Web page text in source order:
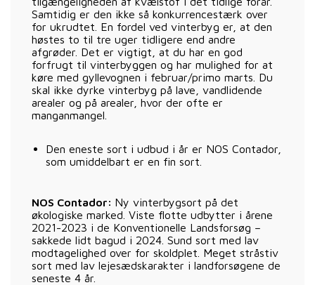
Samtidig er den ikke så konkurrencestærk over
for ukrudtet. En fordel ved vinterbyg er, at den
høstes to til tre uger tidligere end andre
afgrøder. Det er vigtigt, at du har en god
forfrugt til vinterbyggen og har mulighed for at
køre med gyllevognen i februar/primo marts. Du
skal ikke dyrke vinterbyg på lave, vandlidende
arealer og på arealer, hvor der ofte er
manganmangel.
Den eneste sort i udbud i år er NOS Contador,
som umiddelbart er en fin sort.
NOS Contador: Ny vinterbygsort på det
økologiske marked. Viste flotte udbytter i årene
2021-2023 i de Konventionelle Landsforsøg –
sakkede lidt bagud i 2024. Sund sort med lav
modtagelighed over for skoldplet. Meget stråstiv
sort med lav lejesædskarakter i landforsøgene de
seneste 4 år.